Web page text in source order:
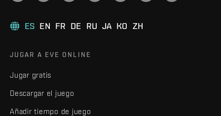
ES EN FR DE RU JA KO ZH
JUGAR A EVE ONLINE
Jugar gratis
Descargar el juego
Añadir tiempo de juego